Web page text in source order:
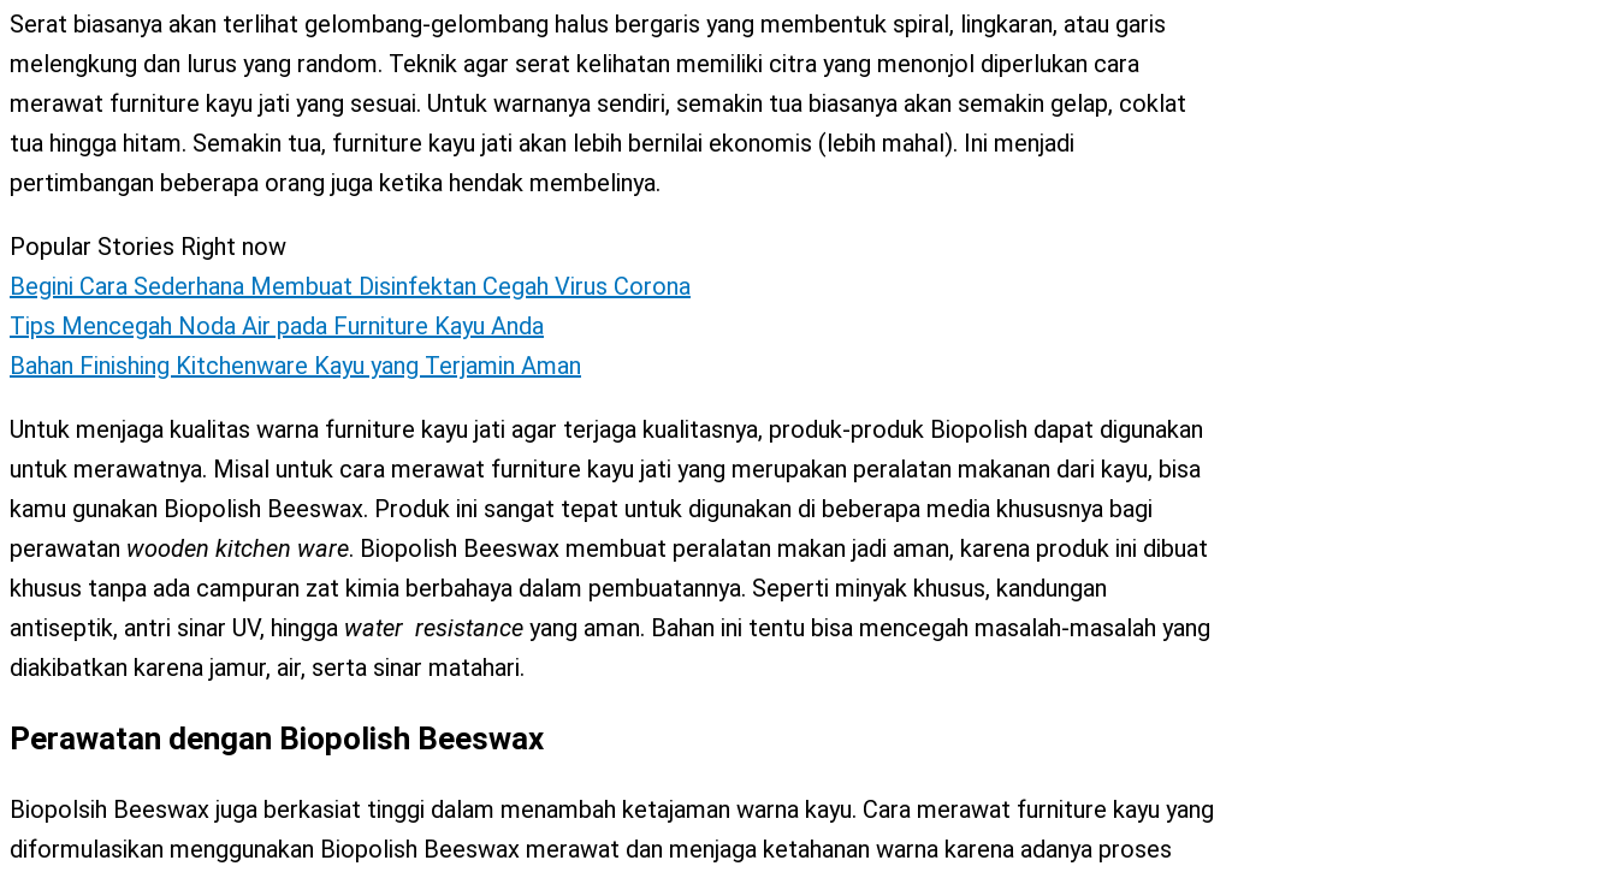
Serat biasanya akan terlihat gelombang-gelombang halus bergaris yang membentuk spiral, lingkaran, atau garis
melengkung dan lurus yang random. Teknik agar serat kelihatan memiliki citra yang menonjol diperlukan cara
merawat furniture kayu jati yang sesuai. Untuk warnanya sendiri, semakin tua biasanya akan semakin gelap, coklat
tua hingga hitam. Semakin tua, furniture kayu jati akan lebih bernilai ekonomis (lebih mahal). Ini menjadi
pertimbangan beberapa orang juga ketika hendak membelinya.
Popular Stories Right now
Begini Cara Sederhana Membuat Disinfektan Cegah Virus Corona
Tips Mencegah Noda Air pada Furniture Kayu Anda
Bahan Finishing Kitchenware Kayu yang Terjamin Aman
Untuk menjaga kualitas warna furniture kayu jati agar terjaga kualitasnya, produk-produk Biopolish dapat digunakan
untuk merawatnya. Misal untuk cara merawat furniture kayu jati yang merupakan peralatan makanan dari kayu, bisa
kamu gunakan Biopolish Beeswax. Produk ini sangat tepat untuk digunakan di beberapa media khususnya bagi
perawatan wooden kitchen ware. Biopolish Beeswax membuat peralatan makan jadi aman, karena produk ini dibuat
khusus tanpa ada campuran zat kimia berbahaya dalam pembuatannya. Seperti minyak khusus, kandungan
antiseptik, antri sinar UV, hingga water resistance yang aman. Bahan ini tentu bisa mencegah masalah-masalah yang
diakibatkan karena jamur, air, serta sinar matahari.
Perawatan dengan Biopolish Beeswax
Biopolsih Beeswax juga berkasiat tinggi dalam menambah ketajaman warna kayu. Cara merawat furniture kayu yang
diformulasikan menggunakan Biopolish Beeswax merawat dan menjaga ketahanan warna karena adanya proses